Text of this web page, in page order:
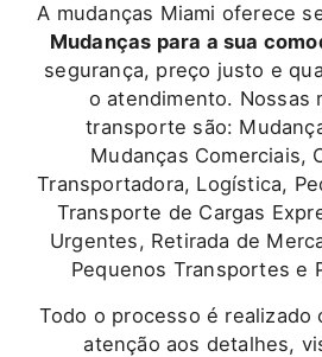
A mudanças Miami oferece
Mudanças para a sua
segurança, preço justo e
o atendimento. Nossas
transporte são:
Mudanças Comerciais,
Transportadora, Logística,
Transporte de Cargas
Urgentes, Retirada de
Pequenos Transportes e
Todo o processo é realizado
atenção aos detalhes,